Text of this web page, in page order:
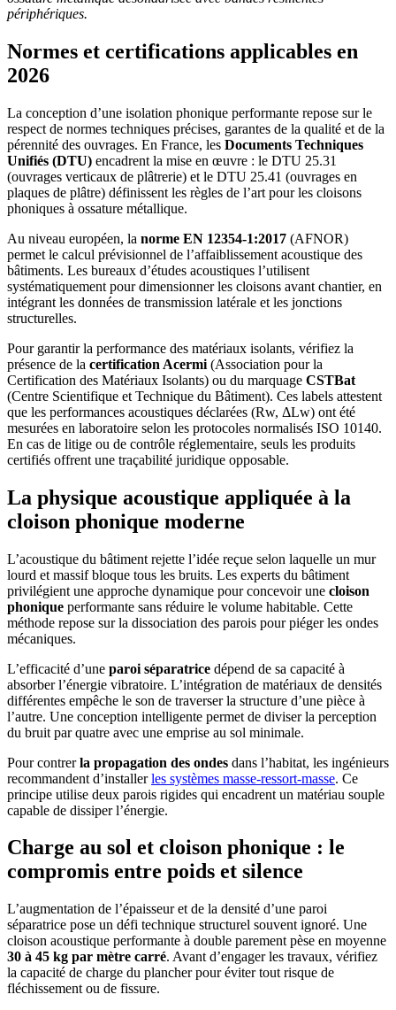
périphériques.
Normes et certifications applicables en
2026
La conception d’une isolation phonique performante repose sur le
respect de normes techniques précises, garantes de la qualité et de la
pérennité des ouvrages. En France, les Documents Techniques
Unifiés (DTU) encadrent la mise en œuvre : le DTU 25.31
(ouvrages verticaux de plâtrerie) et le DTU 25.41 (ouvrages en
plaques de plâtre) définissent les règles de l’art pour les cloisons
phoniques à ossature métallique.
Au niveau européen, la norme EN 12354-1:2017 (AFNOR)
permet le calcul prévisionnel de l’affaiblissement acoustique des
bâtiments. Les bureaux d’études acoustiques l’utilisent
systématiquement pour dimensionner les cloisons avant chantier, en
intégrant les données de transmission latérale et les jonctions
structurelles.
Pour garantir la performance des matériaux isolants, vérifiez la
présence de la certification Acermi (Association pour la
Certification des Matériaux Isolants) ou du marquage CSTBat
(Centre Scientifique et Technique du Bâtiment). Ces labels attestent
que les performances acoustiques déclarées (Rw, ΔLw) ont été
mesurées en laboratoire selon les protocoles normalisés ISO 10140.
En cas de litige ou de contrôle réglementaire, seuls les produits
certifiés offrent une traçabilité juridique opposable.
La physique acoustique appliquée à la
cloison phonique moderne
L’acoustique du bâtiment rejette l’idée reçue selon laquelle un mur
lourd et massif bloque tous les bruits. Les experts du bâtiment
privilégient une approche dynamique pour concevoir une cloison
phonique performante sans réduire le volume habitable. Cette
méthode repose sur la dissociation des parois pour piéger les ondes
mécaniques.
L’efficacité d’une paroi séparatrice dépend de sa capacité à
absorber l’énergie vibratoire. L’intégration de matériaux de densités
différentes empêche le son de traverser la structure d’une pièce à
l’autre. Une conception intelligente permet de diviser la perception
du bruit par quatre avec une emprise au sol minimale.
Pour contrerla propagation des ondes dans l’habitat, les ingénieurs
recommandent d’installerles systèmes masse-ressort-masse. Ce
principe utilise deux parois rigides qui encadrent un matériau souple
capable de dissiper l’énergie.
Charge au sol et cloison phonique : le
compromis entre poids et silence
L’augmentation de l’épaisseur et de la densité d’une paroi
séparatrice pose un défi technique structurel souvent ignoré. Une
cloison acoustique performante à double parement pèse en moyenne
30 à 45 kg par mètre carré. Avant d’engager les travaux, vérifiez
la capacité de charge du plancher pour éviter tout risque de
fléchissement ou de fissure.